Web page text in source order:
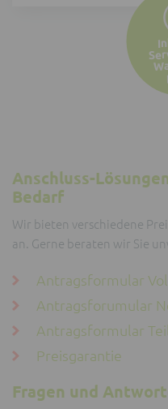
Anschluss-
Bedarf
Wir bieten verschiedene
an. Gerne beraten wir Sie
Antragsformular
Antragsforumular
Antragsformular
Preisgarantie
Fragen und